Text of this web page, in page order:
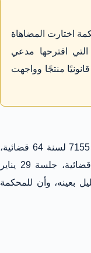
اختارت المضاهاة
اقترحها مدعي
منتجًا وواجهت
استندت المذكرة الأصلية إلى الطعنين رقمي 7155 لسنة 64 قضائية،
جلسة 18 سبتمبر 2004، و2848 لسنة 62 قضائية، جلسة 29 يناير
بعينه، وأن للمحكمة